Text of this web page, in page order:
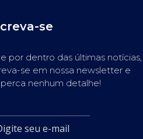
se
por dentro das últimas notícias,
se em nossa newsletter e
nenhum detalhe!